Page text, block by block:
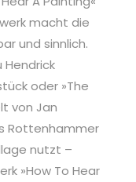
macht die
und sinnlich.
Hendrick
oder »The
von Jan
Rottenhammer
nutzt –
»How To Hear